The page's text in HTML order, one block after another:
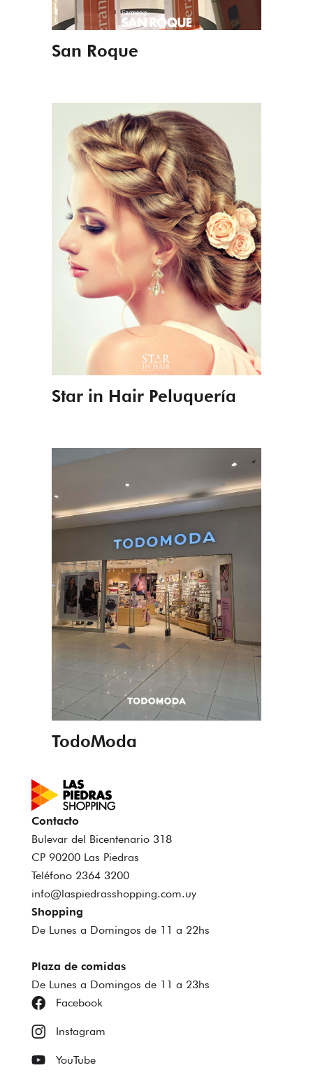
San Roque
Star in Hair Peluquería
TodoModa
Contacto
Bulevar del Bicentenario 318
CP 90200 Las Piedras
Teléfono 2364 3200
info@laspiedrasshopping.com.uy
Shopping
De Lunes a Domingos de 11 a 22hs
Plaza de comidas
De Lunes a Domingos de 11 a 23hs
Facebook
Instagram
YouTube